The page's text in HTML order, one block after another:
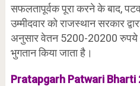
सफलतापूर्वक पूरा करने के बाद,
उम्मीदवार को राजस्थान सरकार
अनुसार वेतन 5200-20200
भुगतान किया जाता है।
PratapgarhPatwari Bharti